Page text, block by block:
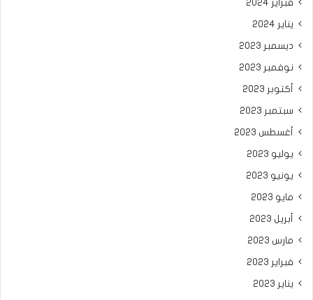
فبراير 2024
يناير 2024
ديسمبر 2023
نوفمبر 2023
أكتوبر 2023
سبتمبر 2023
أغسطس 2023
يوليو 2023
يونيو 2023
مايو 2023
أبريل 2023
مارس 2023
فبراير 2023
يناير 2023